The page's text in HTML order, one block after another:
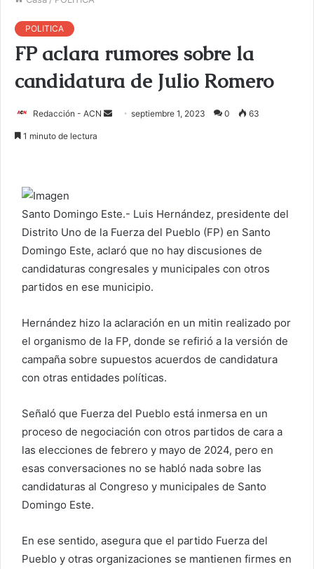
POLITICA
FP aclara rumores sobre la
candidatura de Julio Romero
Redacción - ACN
u
n
c
o
l
e
t
r
ó
n
i
septiembre 1, 2023 0 63
1 minuto de lectura
Santo Domingo Este.- Luis Hernández, presidente del
Distrito Uno de la Fuerza del Pueblo (FP) en Santo
Domingo Este, aclaró que no hay discusiones de
candidaturas congresales y municipales con otros
partidos en ese municipio.
Hernández hizo la aclaración en un mitin realizado por
el organismo de la FP, donde se refirió a la versión de
campaña sobre supuestos acuerdos de candidatura
con otras entidades políticas.
Señaló que Fuerza del Pueblo está inmersa en un
proceso de negociación con otros partidos de cara a
las elecciones de febrero y mayo de 2024, pero en
esas conversaciones no se habló nada sobre las
candidaturas al Congreso y municipales de Santo
Domingo Este.
En ese sentido, asegura que el partido Fuerza del
Pueblo y otras organizaciones se mantienen firmes en